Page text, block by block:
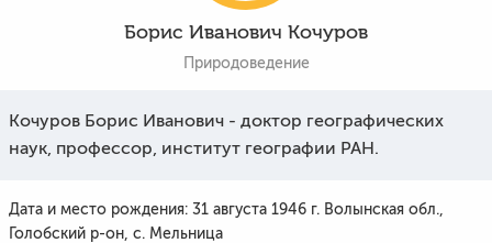
Борис Иванович Кочуров
Природоведение
Кочуров Борис Иванович - доктор географических
наук, профессор, институт географии РАН.
Дата и место рождения: 31 августа 1946 г. Волынская обл.,
Голобский р-он, с. Мельница